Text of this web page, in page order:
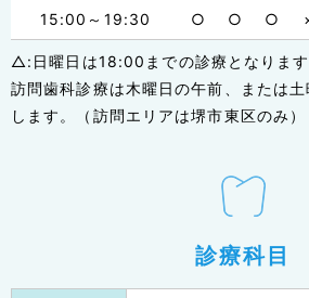
15:00～19:30 ○ ○ ○
△:日曜日は18:00までの診療となります
訪問歯科診療は木曜日の午前、または
します。（訪問エリアは堺市東区のみ）
診療科目